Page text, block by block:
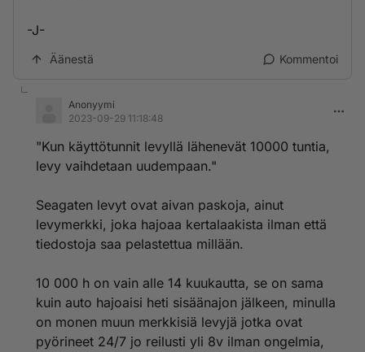
-J-
Äänestä Kommentoi
Anonyymi
2023-09-29 11:18:48
"Kun käyttötunnit levyllä lähenevät 10000 tuntia,
levy vaihdetaan uudempaan."
Seagaten levyt ovat aivan paskoja, ainut
levymerkki, joka hajoaa kertalaakista ilman että
tiedostoja saa pelastettua millään.
10 000 h on vain alle 14 kuukautta, se on sama
kuin auto hajoaisi heti sisäänajon jälkeen, minulla
on monen muun merkkisiä levyjä jotka ovat
pyörineet 24/7 jo reilusti yli 8v ilman ongelmia,